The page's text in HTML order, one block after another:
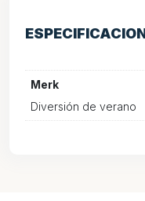
Merk
Diversión de verano